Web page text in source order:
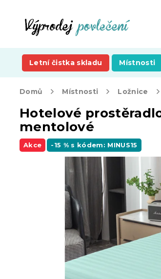
Letní čistka skladu Místnosti
Domů Místnosti Ložnice
Hotelové
mentolové
Akce -15 % s kódem: MINUS15